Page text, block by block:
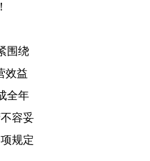
围绕
效益
全年
容妥
规定